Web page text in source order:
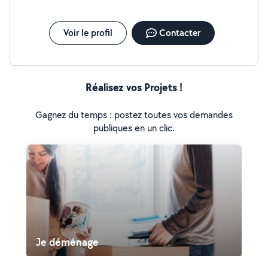
Voir le profil Contacter
Réalisez vos Projets !
Gagnez du temps : postez toutes vos demandes
publiques en un clic.
Je déménage